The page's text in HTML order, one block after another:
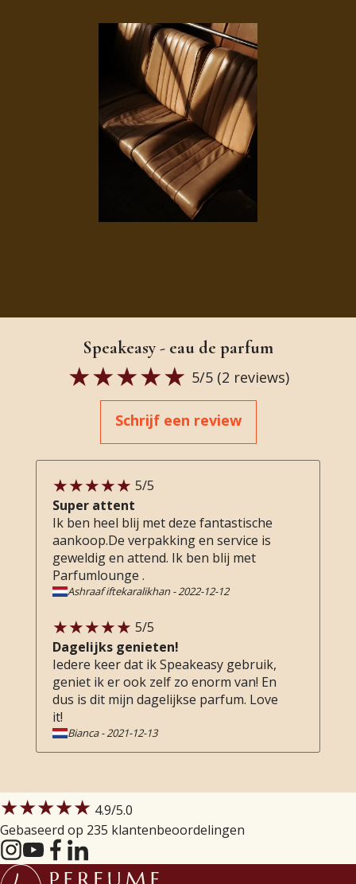
Speakeasy - eau de parfum
5/5 (2 reviews)
Schrijf een review
5/5
Super attent
Ik ben heel blij met deze fantastische
aankoop.De verpakking en service is
geweldig en attend. Ik ben blij met
Parfumlounge .
Ashraaf iftekaralikhan-2022-12-12
5/5
Dagelijks genieten!
Iedere keer dat ik Speakeasy gebruik,
geniet ik er ook zelf zo enorm van! En
dus is dit mijn dagelijkse parfum. Love
it!
Bianca-2021-12-13
★★★★★ 4.9/5.0
Gebaseerd op 235 klantenbeoordelingen